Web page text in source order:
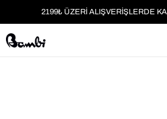
2199₺ ÜZERİ ALIŞVERİŞLERDE
MOBİL UYGULAMAYA ÖZEL İLK